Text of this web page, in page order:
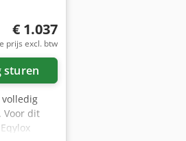
€ 1.037
prijs excl. btw
sturen
volledig
Voor dit